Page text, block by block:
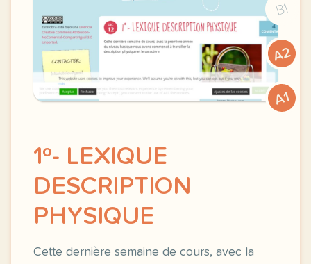
B1
A2
A1
1º- LEXIQUE
DESCRIPTION
PHYSIQUE
Cette dernière semaine de cours, avec la